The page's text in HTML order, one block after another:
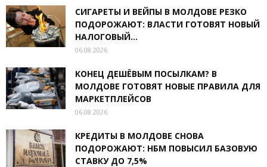
СИГАРЕТЫ И ВЕЙПЫ В МОЛДОВЕ РЕЗКО
ПОДОРОЖАЮТ: ВЛАСТИ ГОТОВЯТ НОВЫЙ
НАЛОГОВЫЙ...
06.08.2026
КОНЕЦ ДЕШЁВЫМ ПОСЫЛКАМ? В
МОЛДОВЕ ГОТОВЯТ НОВЫЕ ПРАВИЛА ДЛЯ
МАРКЕТПЛЕЙСОВ
06.08.2026
КРЕДИТЫ В МОЛДОВЕ СНОВА
ПОДОРОЖАЮТ: НБМ ПОВЫСИЛ БАЗОВУЮ
СТАВКУ ДО 7,5%